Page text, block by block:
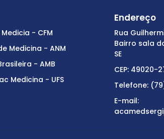
- CFM
Medicina - ANM
- AMB
Medicina - UFS
Endereço
Rua
Bairro sala
SE
CEP: 49020-
Telefone:
E-mail: